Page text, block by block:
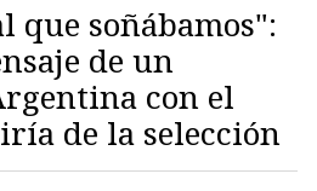
que soñábamos":
de un
con el
de la selección